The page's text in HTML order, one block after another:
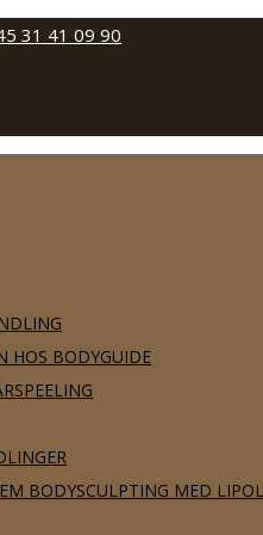
31 41 09 90
HOS BODYGUIDE
BODYSCULPTING MED